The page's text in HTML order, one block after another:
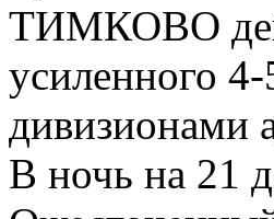
ТИМКОВО
усиленного
дивизионами
В ночь на 21